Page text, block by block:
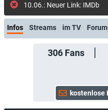
10.06.: Neuer Link: IMDb
Infos Streams im TV Forum
306Fans